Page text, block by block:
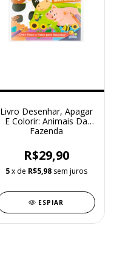
Livro Desenhar, Apagar
E Colorir: Animais Da
Fazenda
R$29,90
5 x de R$5,98 sem juros
ESPIAR